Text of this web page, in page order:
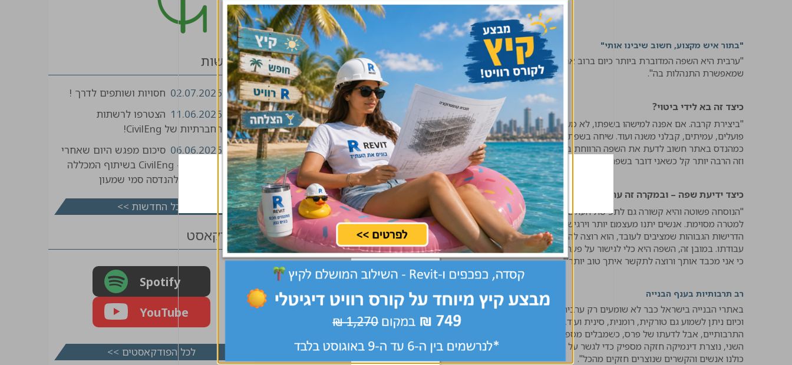
עומר פרס
"בתור איש מקצוע, חשוב שיבינו אותי"
"ערבית היא השפה המדוברת ביותר כיום ברוב אתרי הבנייה", מצהיר פרס. "בשל כך, יש חשיבות גדולה להכיר אותה ברמה
שמאפשרת התנהלות בה".
כיצד זה בא לידי ביטוי?
"ביצירת קרבה. אם אפנה למישהו בשפתו, לא משנה באיזו שפה מדובר, אני מתקרב לעולם שלו. באתר הבנייה רבים דוברי ערבית –
פועלים, עמיתים, קבלני משנה ועוד. שיחה בשפתם משנה את הגישה, את האווירה ואת הנכונות לעזור אחד לשני. מעבר לזה,
כמהנדס באתר חשוב לדעת את השפה הרווחת באתר. אם אני, איש המקצוע, מעיר בנושאי בטיחות, חשוב מאוד שיוכלו להבין אותי
וזה הרבה יותר קל כשאני דובר בשפה הרווחת באתר".
כיצד ידיעת שפה – ובמקרה זה ערבית – מסייעת לעבודה עצמה באתר?
"הנוסחה פשוטה והיא קשורה גם לתפיסת העולם שלי, שנובעת מניסיון ניהולי שצברתי, הכולל הנעת עובדים ורתימתם של אנשים
למטרה מסוימת. אנשים יתנו מעצמם יותר וירגישו מחויבים יותר, אם ירגישו שהם מוערכים ושמכבדים אותם. כי בסופו של יום, לצד
הדרישות הגבוהות שמציבים לעובד, הוא רוצה להרגיש שהוא לא רק עובד באתר אלא חלק ממערך גדול יותר ושהוא מוערך על
עבודתו. במובן זה, השפה היא כלי לגישור על פערים. כשלמדתי אותה ואני מתקשר באמצעותה אני בעצם אומר: למדתי את שפתך
כי אני מכבד אותך ורוצה לתקשר איתך טוב יותר'".
רב תרבותיות בענף הבנייה
באתרי הבנייה בישראל כבר לא שומעים רק ערבית או עברית. פועלים, אנשי ביצוע וגופים מקצועיים מכל העולם השתלבו בענף
וכיום ניתן לשמוע גם טורקית, רומנית, סינית ועוד. לעתים ההבדלים המנטליים גדולים ונדרשים מאמצים גדולים לגשר על הפערים
התרבותיים, אבל לדעתו של פרס, כשמבלים מספיק זמן יחד, הדברים נוטים להסתדר. "אם אנשים מבלים מספיק זמן אחד בחברת
השני, נוצרת דינמיקה חזקה מספיק כדי לגשר על הפערים התרבותיים", הוא אומר. "נושאים משותפים נוטים לצוץ ובסופו של יום,
כולנו אנשים והקשרים שנוצרים חזקים מהכל".
חדשות
02.07.2026 חסויות ושותפים לדרך !
11.06.2026 הצטרפו לרשתות
החברתיות של CivilEng!
06.06.2026 סיכום מפגש היום שאחרי
הלימודים - CivilEng בשיתוף המכללה
האקדמית להנדסה סמי שמעון
לכל החדשות >>
פודקאסט
Spotify
YouTube
לכל הפודקאסטים >>